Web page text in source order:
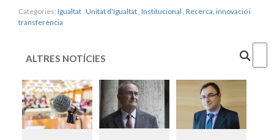
Categories: Igualtat, Unitat d'Igualtat, Institucional , Recerca, innovació i
transferència
ALTRES NOTÍCIES